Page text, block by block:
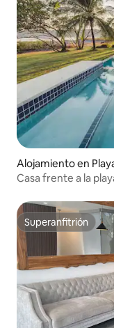
Alojamiento en
Casa frente a la
Superanfitrión
Superanfitrión